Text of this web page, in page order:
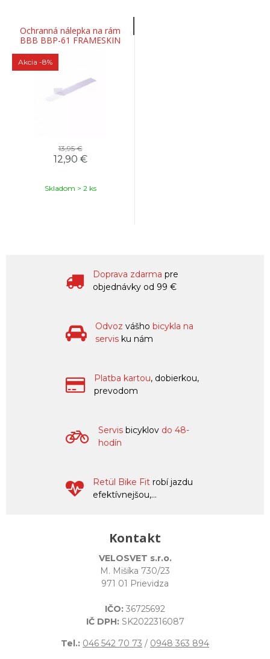
Ochranná nálepka na rám
BBB BBP-61 FRAMESKIN
Akcia -8%
13,95 €
12,90 €
Skladom > 2 ks
Doprava zdarma pre
objednávky od 99 €
Odvoz vášho bicykla na
servis ku nám
Platba kartou, dobierkou,
prevodom
Servis bicyklov do 48-
hodín
Retül Bike Fit robí jazdu
efektívnejšou,...
Kontakt
VELOSVET s.r.o.
M. Mišíka 730/23
971 01 Prievidza
IČO: 36725692
IČ DPH: SK2022316087
Tel.: 046 542 70 73 / 0948 363 894